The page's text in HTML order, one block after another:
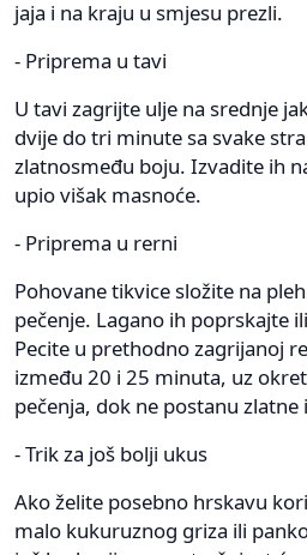
jaja i na kraju u smjesu prezli.
- Priprema u tavi
U tavi zagrijte ulje na srednje
dvije do tri minute sa svake
zlatnosmeđu boju. Izvadite ih
upio višak masnoće.
- Priprema u rerni
Pohovane tikvice složite na
pečenje. Lagano ih poprskajte
Pecite u prethodno zagrijanoj
između 20 i 25 minuta, uz
pečenja, dok ne postanu zlatne
- Trik za još bolji ukus
Ako želite posebno hrskavu
malo kukuruznog griza ili